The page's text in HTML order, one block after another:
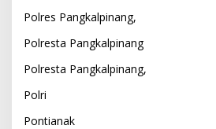
Polres Pangkalpinang,
Polresta Pangkalpinang
Polresta Pangkalpinang,
Polri
Pontianak